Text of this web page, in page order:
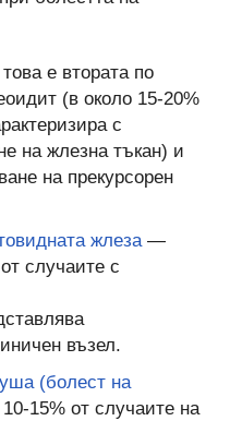
е втората по
(в около 15-20%
с
на жлезна тъкан) и
на прекурсорен
жлеза—
случаите с
възел.
(болест на
15% от случаите на